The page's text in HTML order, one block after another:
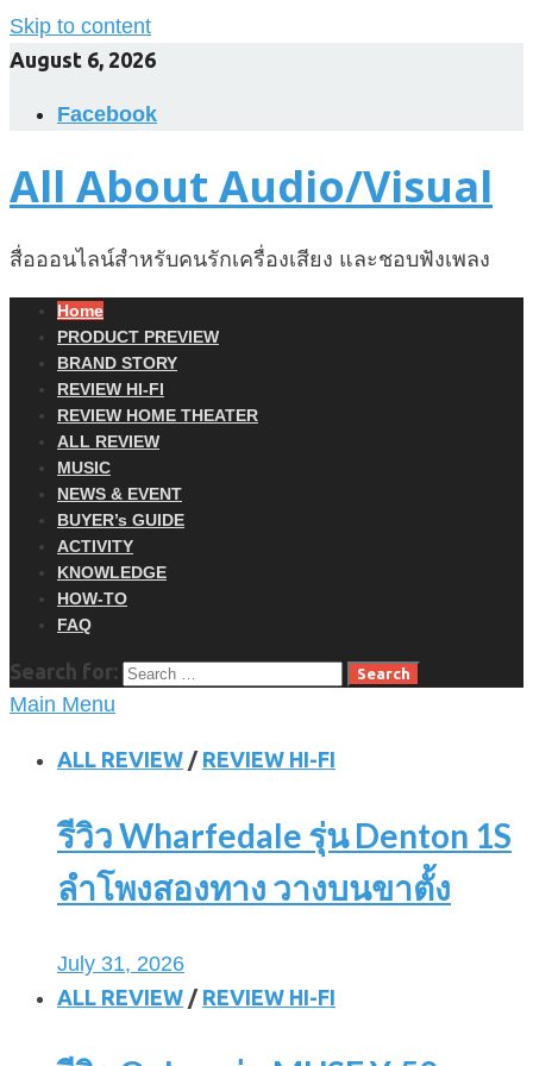
Skip to content
August 6, 2026
Facebook
All About Audio/Visual
สื่อออนไลน์สำหรับคนรักเครื่องเสียง และชอบฟังเพลง
Home
PRODUCT PREVIEW
BRAND STORY
REVIEW HI-FI
REVIEW HOME THEATER
ALL REVIEW
MUSIC
NEWS & EVENT
BUYER’s GUIDE
ACTIVITY
KNOWLEDGE
HOW-TO
FAQ
Search for:
Main Menu
ALL REVIEW / REVIEW HI-FI
รีวิว Wharfedale รุ่น Denton 1S
ลำโพงสองทาง วางบนขาตั้ง
July 31, 2026
ALL REVIEW / REVIEW HI-FI